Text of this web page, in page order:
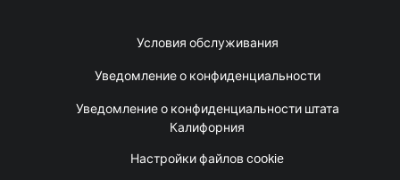
Условия обслуживания
Уведомление о конфиденциальности
Уведомление о конфиденциальности штата
Калифорния
Настройки файлов cookie